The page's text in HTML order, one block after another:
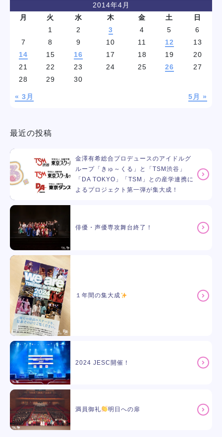
2014年4月
月
火 水 木 金 土 日
« 3月 5月 »
1 2 3 4 5
6
7
8 9 10 11 12
13
14
15 16 17 18 19
20
21
22 23 24 25 26
27
28
29 30
最近の投稿
金澤有希総合プロデュースのアイドルグ
ループ「きゅ～くる」と「TSM渋谷」
「DA TOKYO」「TSM」との産学連携に
よるプロジェクト第一弾が集大成！
俳優・声優専攻舞台終了！
１年間の集大成
2024 JESC開催！
満員御礼 明日への扉
訪問者別